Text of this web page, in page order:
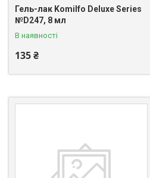
Гель-лак Komilfo Deluxe Series
№D247, 8 мл
В наявності
135 ₴